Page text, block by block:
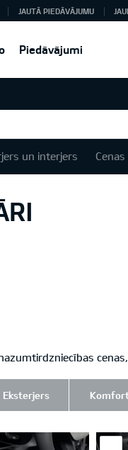
Piedāvājumi
JAUTĀ PIEDĀVĀJUMU
un interjers Cenas
Eksterjers